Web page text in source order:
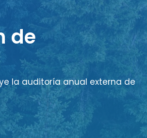
de
la auditoría anual externa de